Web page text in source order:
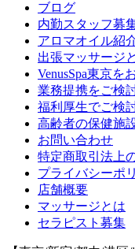
ブログ
内勤スタッフ募
アロマオイル紹
出張マッサージ
VenusSpa東京を
業務提携をご検
福利厚生でご検
高齢者の保健施
お問い合わせ
特定商取引法上
プライバシーポ
店舗概要
マッサージとは
セラピスト募集